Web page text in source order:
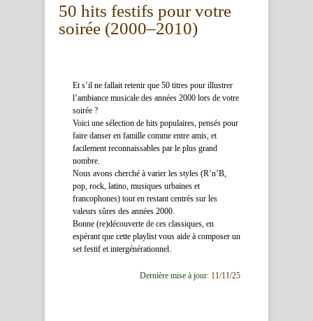
50 hits festifs pour votre
soirée (2000–2010)
Et s’il ne fallait retenir que 50 titres pour illustrer
l’ambiance musicale des années 2000 lors de votre
soirée ?
Voici une sélection de hits populaires, pensés pour
faire danser en famille comme entre amis, et
facilement reconnaissables par le plus grand
nombre.
Nous avons cherché à varier les styles (R’n’B,
pop, rock, latino, musiques urbaines et
francophones) tout en restant centrés sur les
valeurs sûres des années 2000.
Bonne (re)découverte de ces classiques, en
espérant que cette playlist vous aide à composer un
set festif et intergénérationnel.
Dernière mise à jour: 11/11/25